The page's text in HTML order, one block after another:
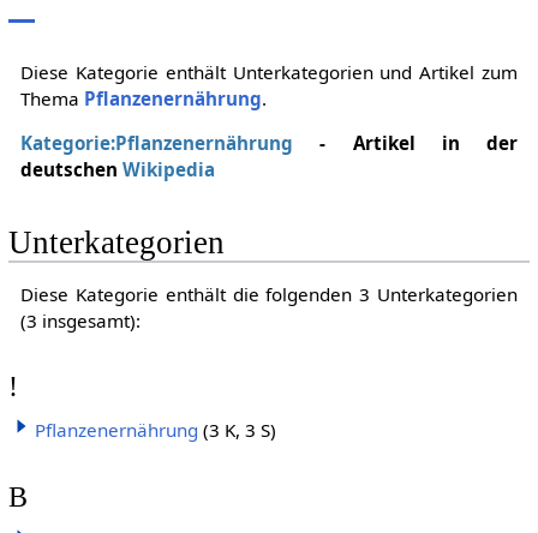
Diese Kategorie enthält Unterkategorien und Artikel zum
Thema Pflanzenernährung.
Kategorie:Pflanzenernährung - Artikel in der
deutschen Wikipedia
Unterkategorien
Diese Kategorie enthält die folgenden 3 Unterkategorien
(3 insgesamt):
!
Pflanzenernährung (3 K, 3 S)
B